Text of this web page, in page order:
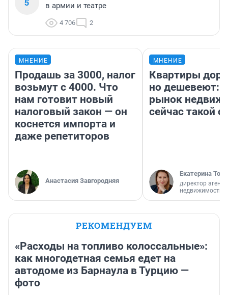
в армии и театре
4 706 2
МНЕНИЕ
Продашь за 3000, налог
возьмут с 4000. Что
нам готовит новый
налоговый закон — он
коснется импорта и
даже репетиторов
Анастасия Завгородняя
МНЕНИЕ
Квартиры
но дешевеют:
рынок
сейчас такой
Екатерина
директор
недвижимости
РЕКОМЕНДУЕМ
«Расходы на топливо колоссальные»:
как многодетная семья едет на
автодоме из Барнаула в Турцию —
фото